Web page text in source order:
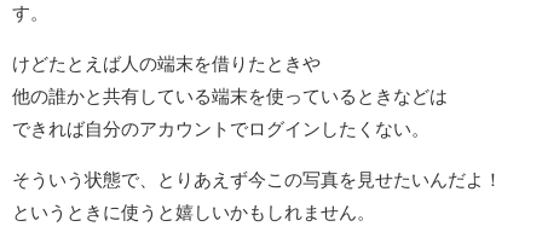
す。
けどたとえば人の端末を借りたときや
他の誰かと共有している端末を使っているときなどは
できれば自分のアカウントでログインしたくない。
そういう状態で、とりあえず今この写真を見せたいんだよ！
というときに使うと嬉しいかもしれません。